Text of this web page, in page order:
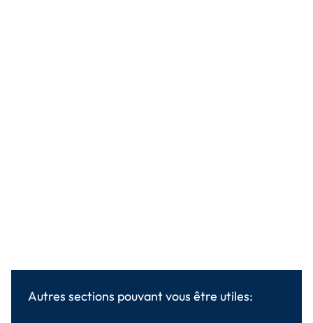
Autres sections pouvant vous être utiles: